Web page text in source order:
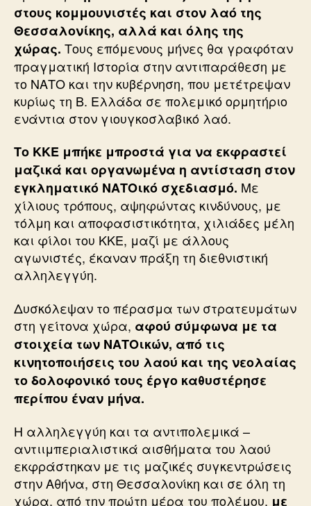
στους κομμουνιστές και στον λαό της
Θεσσαλονίκης, αλλά και όλης της
χώρας. Τους επόμενους μήνες θα γραφόταν
πραγματική Ιστορία στην αντιπαράθεση με
το ΝΑΤΟ και την κυβέρνηση, που μετέτρεψαν
κυρίως τη Β. Ελλάδα σε πολεμικό ορμητήριο
ενάντια στον γιουγκοσλαβικό λαό.
Το ΚΚΕ μπήκε μπροστά για να εκφραστεί
μαζικά και οργανωμένα η αντίσταση στον
εγκληματικό ΝΑΤΟικό σχεδιασμό. Με
χίλιους τρόπους, αψηφώντας κινδύνους, με
τόλμη και αποφασιστικότητα, χιλιάδες μέλη
και φίλοι του ΚΚΕ, μαζί με άλλους
αγωνιστές, έκαναν πράξη τη διεθνιστική
αλληλεγγύη.
Δυσκόλεψαν το πέρασμα των στρατευμάτων
στη γείτονα χώρα, αφού σύμφωνα με τα
στοιχεία των ΝΑΤΟικών, από τις
κινητοποιήσεις του λαού και της νεολαίας
το δολοφονικό τους έργο καθυστέρησε
περίπου έναν μήνα.
Η αλληλεγγύη και τα αντιπολεμικά –
αντιιμπεριαλιστικά αισθήματα του λαού
εκφράστηκαν με τις μαζικές συγκεντρώσεις
στην Αθήνα, στη Θεσσαλονίκη και σε όλη τη
χώρα, από την πρώτη μέρα του πολέμου, με